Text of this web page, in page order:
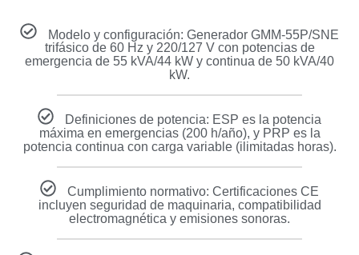
Modelo y configuración: Generador GMM-55P/SNE
trifásico de 60 Hz y 220/127 V con potencias de
emergencia de 55 kVA/44 kW y continua de 50 kVA/40
kW.
Definiciones de potencia: ESP es la potencia
máxima en emergencias (200 h/año), y PRP es la
potencia continua con carga variable (ilimitadas horas).
Cumplimiento normativo: Certificaciones CE
incluyen seguridad de maquinaria, compatibilidad
electromagnética y emisiones sonoras.